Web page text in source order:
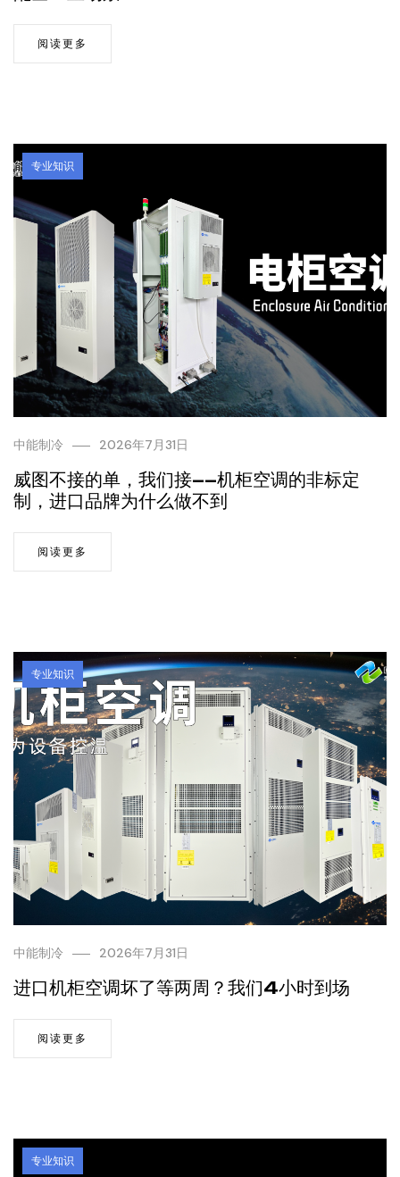
阅读更多
专业知识
中能制冷 2026年7月31日
威图不接的单，我们接——机柜空调的非标定
制，进口品牌为什么做不到
阅读更多
专业知识
中能制冷 2026年7月31日
进口机柜空调坏了等两周？我们4小时到场
阅读更多
专业知识